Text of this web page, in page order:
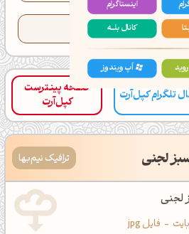
کپی شده این رنگ:
تلگرام کپل‌آرت
صفحه پینترست
کپل‌آرت
لجنی ترافیک نیم‌بها
لجنی
- فایل jpg
کانال بلـــه
اَپ ویندوز